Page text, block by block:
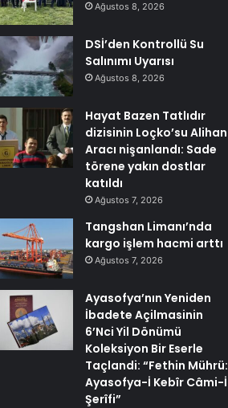
Ağustos 8, 2026
DSİ’den Kontrollü Su
Salınımı Uyarısı
Ağustos 8, 2026
Hayat Bazen Tatlıdır
dizisinin Loçko’su Alihan
Aracı nişanlandı: Sade
törene yakın dostlar
katıldı
Ağustos 7, 2026
Tangshan Limanı’nda
kargo işlem hacmi arttı
Ağustos 7, 2026
Ayasofya’nın Yeniden
İbadete Açilmasinin
6’Nci Yil Dönümü
Koleksiyon Bir Eserle
Taçlandi: “Fethin Mührü:
Ayasofya-İ Kebîr Câmi-İ
Şerîfi”